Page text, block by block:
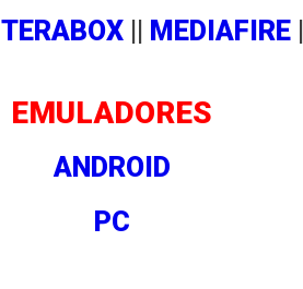
TERABOX|| MEDIAFIRE||
EMULADORES
ANDROID
PC